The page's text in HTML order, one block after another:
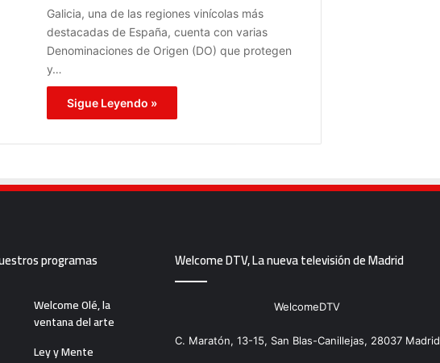
Galicia, una de las regiones vinícolas más
destacadas de España, cuenta con varias
Denominaciones de Origen (DO) que protegen
y…
Sigue Leyendo »
programas
Welcome Olé, la
ventana del arte
Ley y Mente
Welcome DTV, La nueva televisión de Madrid
WelcomeDTV
C. Maratón, 13-15, San Blas-Canillejas, 28037 Madrid